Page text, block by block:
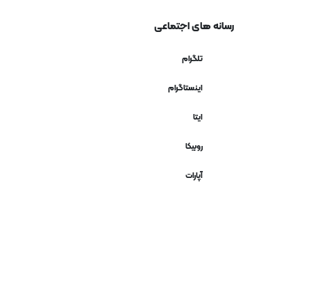
رسانه های اجتماعی
تلگرام
اینستاگرام
ایتا
روبیکا
آپارات